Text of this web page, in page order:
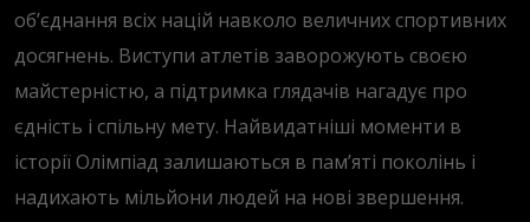
об’єднання всіх націй навколо величних спортивних
досягнень. Виступи атлетів заворожують своєю
майстерністю, а підтримка глядачів нагадує про
єдність і спільну мету. Найвидатніші моменти в
історії Олімпіад залишаються в пам’яті поколінь і
надихають мільйони людей на нові звершення.